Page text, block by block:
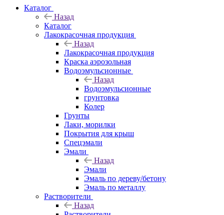
Каталог
Назад
Каталог
Лакокрасочная продукция
Назад
Лакокрасочная продукция
Краска аэрозольная
Водоэмульсионные
Назад
Водоэмульсионные
грунтовка
Колер
Грунты
Лаки, морилки
Покрытия для крыш
Спецэмали
Эмали
Назад
Эмали
Эмаль по дереву/бетону
Эмаль по металлу
Растворители
Назад